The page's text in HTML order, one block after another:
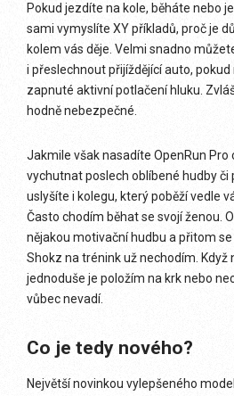
Pokud jezdíte na kole, běháte nebo
sami vymyslíte XY příkladů, proč je
kolem vás děje. Velmi snadno
i přeslechnout přijíždějící auto,
zapnuté aktivní potlačení hluku.
hodně nebezpečné.
Jakmile však nasadíte OpenRun Pro
vychutnat poslech oblíbené hudby či
uslyšíte i kolegu, který poběží vedle
Často chodím běhat se svojí ženou.
nějakou motivační hudbu a přitom
Shokz na trénink už nechodím. Když
jednoduše je položím na krk nebo
vůbec nevadí.
Co je tedy nového?
Největší novinkou vylepšeného